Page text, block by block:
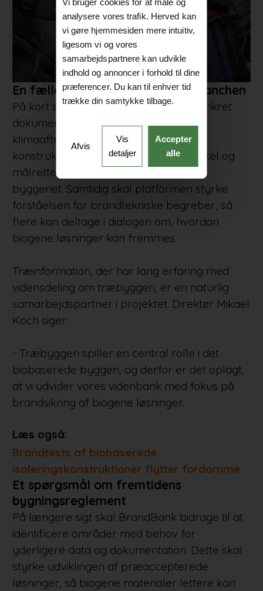
En fælles vidensbank for hele branchen
På kort sigt skal BrandBank levere konkret
dokumentation, der også inkluderer
klimaaftryk (LCA) for de udvalgte
konstruktioner. Formidlingen bliver enkel og
målrettet, så den favner alle aktører i
byggeriet. Samtidig skal platformen styrke
forståelsen for brandtekniske begreber, så
flere kan deltage i dialogen om, hvordan
biogene løsninger kan fremmes.
Træinformation, der har lang erfaring med
vidensdeling om træbyggeri, er en naturlig
samarbejdspartner i projektet. Direktør Mikael
Koch siger:
- Træbyggeri spiller en central rolle i det
biobaserede byggeri, og derfor er det oplagt,
at vi udvider vores videnbank med fokus på
brandsikring af biogene løsninger.
Læs også:
Brandtests af biobaserede
isoleringskonstruktioner flytter fordomme
Et spørgsmål om fremtidens
bygningsreglement
På længere sigt skal BrandBank bidrage til at
identificere områder med behov for
yderligere data og dokumentation. Dette skal
styrke udviklingen af præaccepterede
løsninger, så biogene materialer lettere kan
analysere vores trafik. Herved kan
vi gøre hjemmesiden mere intuitiv,
ligesom vi og vores
samarbejdspartnere kan udvikle
indhold og annoncer i forhold til dine
præferencer. Du kan til enhver tid
trække din samtykke tilbage.
Afvis
Vis
detaljer
Accepter
alle